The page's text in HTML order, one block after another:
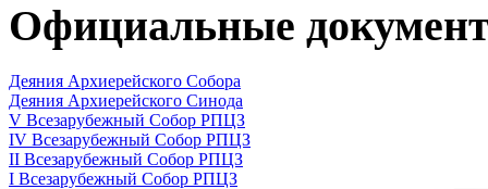
Официальные
Деяния Архиерейского Собора
Деяния Архиерейского Синода
V Всезарубежный Собор РПЦЗ
IV Всезарубежный Собор РПЦЗ
II Всезарубежный Собор РПЦЗ
I Всезарубежный Собор РПЦЗ